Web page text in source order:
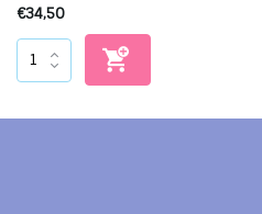
€34,50